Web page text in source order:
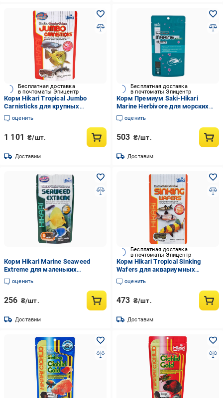
Бесплатная доставка
в почтоматы Эпицентр
Корм Hikari Tropical Jumbo
Carnisticks для крупных
тропических хищных рыб 30+
см палочки 20-22 мм/182 г
оценить
1 101 ₴/шт.
Доставим
Бесплатная доставка
в почтоматы Эпицентр
Корм Премиум Saki-Hikari
Marine Herbivore для морских
растительноядных рыб 3-10 см
гранулы 1,5-1,8 мм 90 г тонущий
оценить
503 ₴/шт.
Доставим
Корм Hikari Marine Seaweed
Extreme для маленьких
растительноядных морских
рыбок 3-10 см Small гранулы ~1
оценить
256 ₴/шт.
Доставим
Бесплатная доставка
в почтоматы Эпицентр
Корм Hikari Tropical Sinking
Wafers для аквариумных
всеядных сомиков 3+ см диски
5 мм 110г тонущий (21521)
оценить
473 ₴/шт.
Доставим